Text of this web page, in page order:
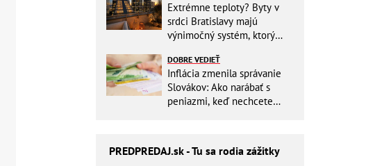
Extrémne teploty? Byty v
srdci Bratislavy majú
výnimočný systém, ktorý
DOBRE VEDIEŤ
Inflácia zmenila správanie
Slovákov: Ako narábať s
peniazmi, keď nechcete
PREDPREDAJ.sk - Tu sa rodia zážitky